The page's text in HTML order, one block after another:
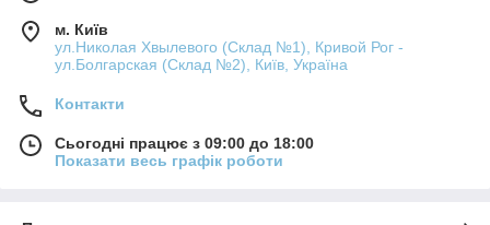
м. Київ
ул.Николая Хвылевого (Склад №1), Кривой Рог -
ул.Болгарская (Склад №2), Київ, Україна
Контакти
Сьогодні працює з 09:00 до 18:00
Показати весь графік роботи